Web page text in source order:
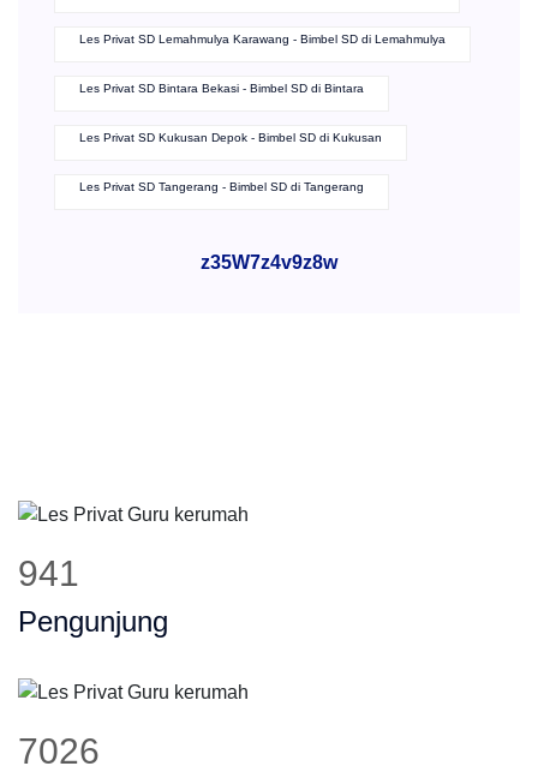
Les Privat SD Lemahmulya Karawang - Bimbel SD di Lemahmulya
Les Privat SD Bintara Bekasi - Bimbel SD di Bintara
Les Privat SD Kukusan Depok - Bimbel SD di Kukusan
Les Privat SD Tangerang - Bimbel SD di Tangerang
z35W7z4v9z8w
941
Pengunjung
7026